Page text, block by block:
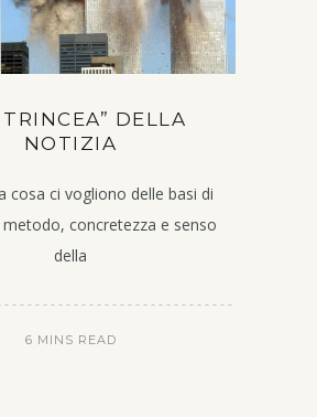
TRINCEA” DELLA
NOTIZIA
cosa ci vogliono delle basi di
concretezza e senso
della
6 MINS READ